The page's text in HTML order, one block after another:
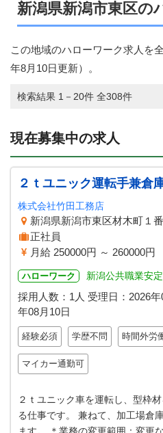
新潟県新潟市東区の
この地域のハローワーク求人を
年8月10日更新）。
検索結果 1－20件 全308件
現在募集中の求人
２ｔユニック運転手兼倉
株式会社竹田工務店
新潟県新潟市東区材木町１
正社員
月給 250000円 ～ 260000円
ハローワーク 新潟公共職業安
採用人数：1人 受理日： 2026
年08月10日
経験必須 学歴不問 時間外労
マイカー通勤可
２ｔユニック車を運転し、型枠
る仕事です。 兼ねて、加工場倉